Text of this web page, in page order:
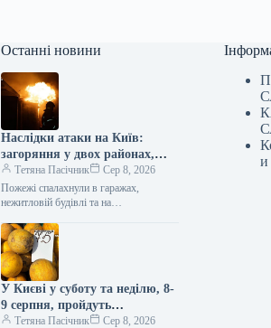
Останні новини
Наслідки атаки на Київ:
загоряння у двох районах,
одна людина загинула, є
постраждалі (оновлено)
Тетяна Пасічник
Сер 8, 2026
Пожежі спалахнули в гаражах,
нежитловій будівлі та на
російського нападу на Київ у ніч на 8
серпня…
У Києві у суботу та неділю, 8-
9 серпня, пройдуть
продовольчі базари (адреси)
Тетяна Пасічник Сер 8, 2026
и